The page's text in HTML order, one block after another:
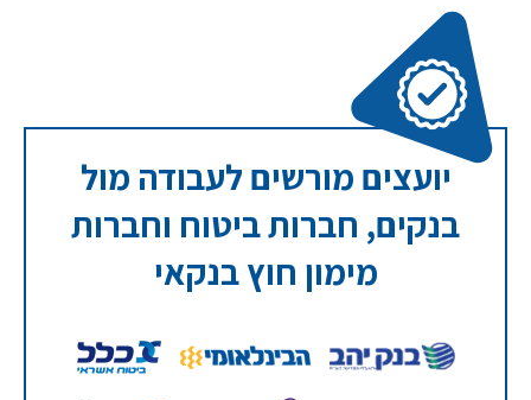
יועצים מורשים לעבודה מול
בנקים, חברות ביטוח וחברות
מימון חוץ בנקאי